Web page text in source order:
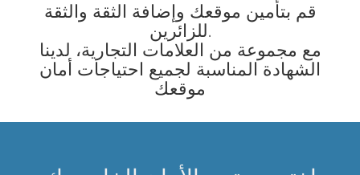
قم بتأمين موقعك وإضافة الثقة والثقة
للزائرين.
مع مجموعة من العلامات التجارية، لدينا
الشهادة المناسبة لجميع احتياجات أمان
موقعك